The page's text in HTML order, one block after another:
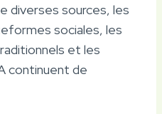
diverses sources, les
sociales, les
et les
continuent de